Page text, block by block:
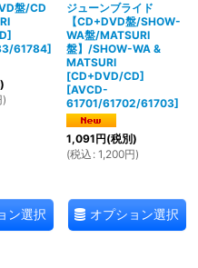
盤/CD
61784]
)
ン選択
ジューンブライド
【CD+DVD盤/SHOW-
WA盤/MATSURI
盤】/SHOW-WA &
MATSURI
[CD+DVD/CD]
[AVCD-
61701/61702/61703]
1,091円(税別)
(税込 : 1,200円)
オプション選択